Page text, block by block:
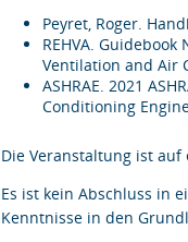
Peyret, Roger.
REHVA.
Ventilation and Air
ASHRAE. 2021
Conditioning
Die Veranstaltung ist
Es ist kein Abschluss in
Kenntnisse in den